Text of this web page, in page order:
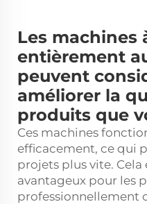
Les machines
entièrement
peuvent
améliorer la
produits que
Ces machines
efficacement, ce qui
projets plus vite.
avantageux pour les
professionnellement